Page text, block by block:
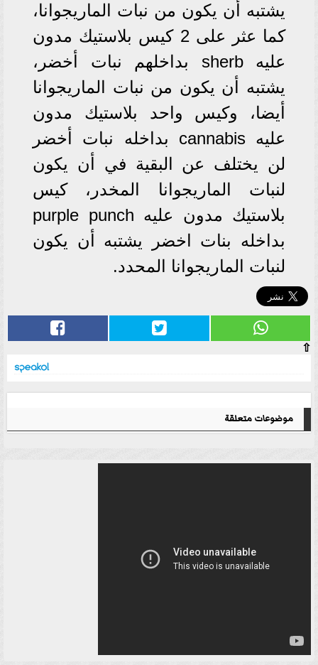
يشتبه أن يكون من نبات الماريجوانا،
كما عثر على 2 كيس بلاستيك مدون
عليه sherb بداخلهم نبات أخضر،
يشتبه أن يكون من نبات الماريجوانا
أيضا، وكيس واحد بلاستيك مدون
عليه cannabis بداخله نبات أخضر
لن يختلف عن البقية في أن يكون
لنبات الماريجوانا المخدر، كيس
بلاستيك مدون عليه purple punch
بداخله بنات اخضر يشتبه أن يكون
لنبات الماريجوانا المحدد.
⇧
موضوعات متعلقة